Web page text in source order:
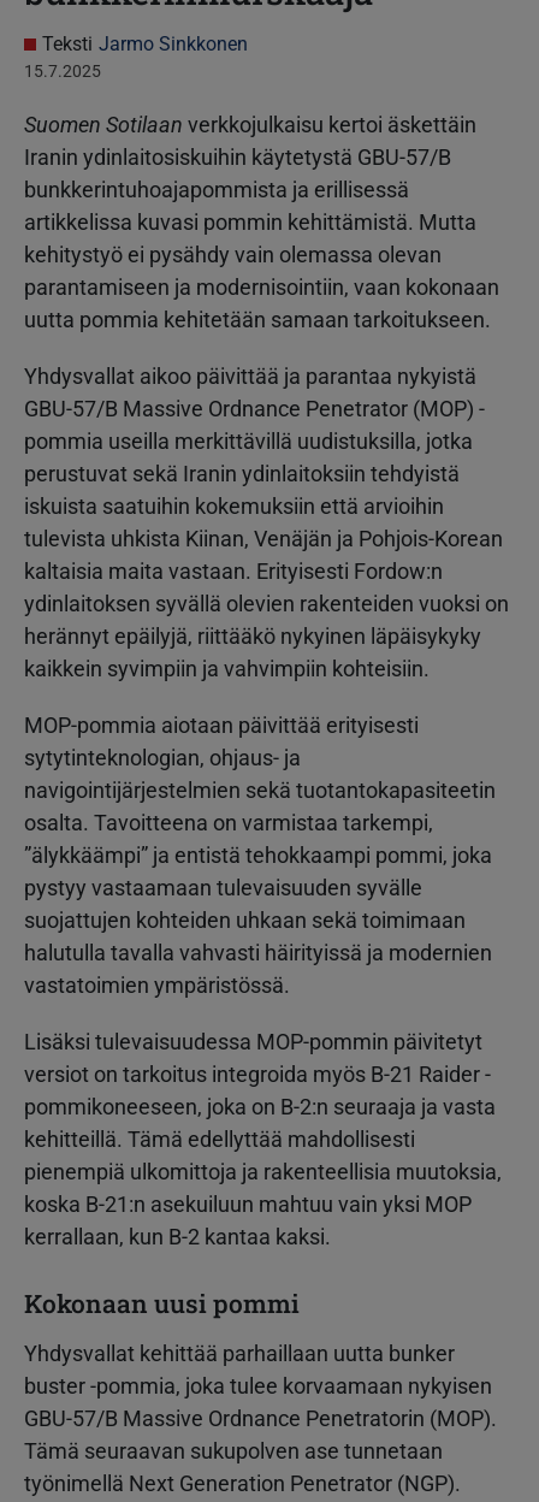
Teksti Jarmo Sinkkonen
15.7.2025
Suomen Sotilaan verkkojulkaisu kertoi äskettäin
Iranin ydinlaitosiskuihin käytetystä GBU-57/B
bunkkerintuhoajapommista ja erillisessä
artikkelissa kuvasi pommin kehittämistä. Mutta
kehitystyö ei pysähdy vain olemassa olevan
parantamiseen ja modernisointiin, vaan kokonaan
uutta pommia kehitetään samaan tarkoitukseen.
Yhdysvallat aikoo päivittää ja parantaa nykyistä
GBU-57/B Massive Ordnance Penetrator (MOP) -
pommia useilla merkittävillä uudistuksilla, jotka
perustuvat sekä Iranin ydinlaitoksiin tehdyistä
iskuista saatuihin kokemuksiin että arvioihin
tulevista uhkista Kiinan, Venäjän ja Pohjois-Korean
kaltaisia maita vastaan. Erityisesti Fordow:n
ydinlaitoksen syvällä olevien rakenteiden vuoksi on
herännyt epäilyjä, riittääkö nykyinen läpäisykyky
kaikkein syvimpiin ja vahvimpiin kohteisiin.
MOP-pommia aiotaan päivittää erityisesti
sytytinteknologian, ohjaus- ja
navigointijärjestelmien sekä tuotantokapasiteetin
osalta. Tavoitteena on varmistaa tarkempi,
”älykkäämpi” ja entistä tehokkaampi pommi, joka
pystyy vastaamaan tulevaisuuden syvälle
suojattujen kohteiden uhkaan sekä toimimaan
halutulla tavalla vahvasti häirityissä ja modernien
vastatoimien ympäristössä.
Lisäksi tulevaisuudessa MOP-pommin päivitetyt
versiot on tarkoitus integroida myös B-21 Raider -
pommikoneeseen, joka on B-2:n seuraaja ja vasta
kehitteillä. Tämä edellyttää mahdollisesti
pienempiä ulkomittoja ja rakenteellisia muutoksia,
koska B-21:n asekuiluun mahtuu vain yksi MOP
kerrallaan, kun B-2 kantaa kaksi.
Kokonaan uusi pommi
Yhdysvallat kehittää parhaillaan uutta bunker
buster -pommia, joka tulee korvaamaan nykyisen
GBU-57/B Massive Ordnance Penetratorin (MOP).
Tämä seuraavan sukupolven ase tunnetaan
työnimellä Next Generation Penetrator (NGP).